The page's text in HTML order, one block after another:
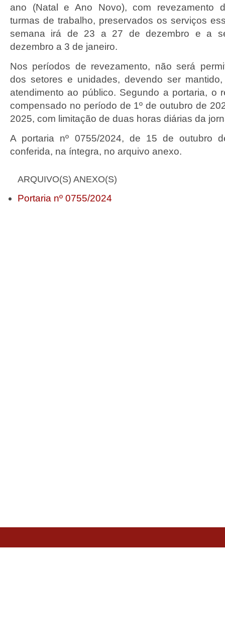
ano (Natal e Ano Novo), com revezamento
turmas de trabalho, preservados os serviços
semana irá de 23 a 27 de dezembro e a
dezembro a 3 de janeiro.
Nos períodos de revezamento, não será
dos setores e unidades, devendo ser mantido,
atendimento ao público. Segundo a portaria, o
compensado no período de 1º de outubro de
2025, com limitação de duas horas diárias da
A portaria nº 0755/2024, de 15 de outubro
conferida, na íntegra, no arquivo anexo.
ARQUIVO(S) ANEXO(S)
Portaria nº 0755/2024